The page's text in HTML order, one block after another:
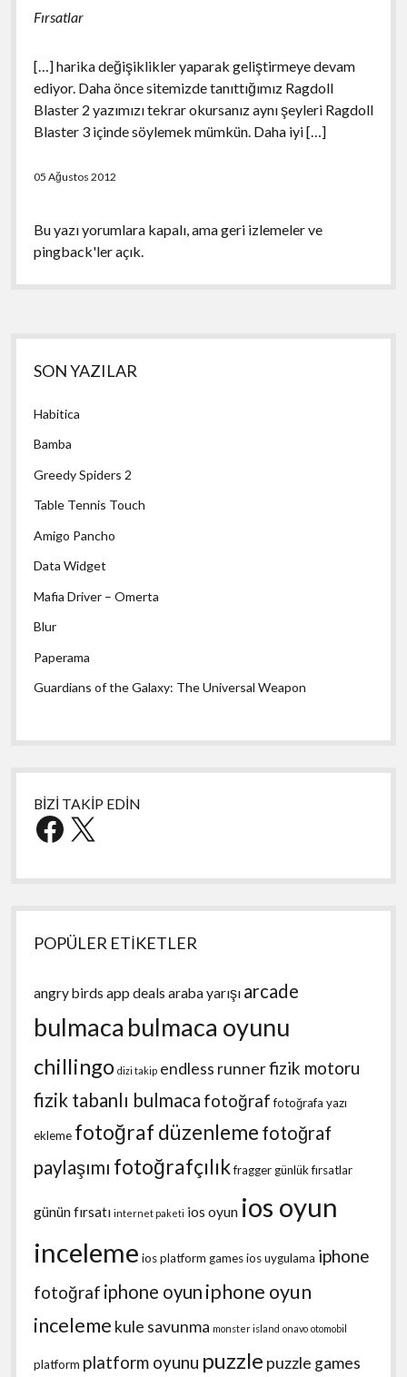
Fırsatlar
[…] harika değişiklikler yaparak geliştirmeye devam
ediyor. Daha önce sitemizde tanıttığımız Ragdoll
Blaster 2 yazımızı tekrar okursanız aynı şeyleri Ragdoll
Blaster 3 içinde söylemek mümkün. Daha iyi […]
05 Ağustos 2012
Bu yazı yorumlara kapalı, amageri izlemelerve
pingback'ler açık.
Yan
Menü
SON YAZILAR
Habitica
Bamba
Greedy Spiders 2
Table Tennis Touch
Amigo Pancho
Data Widget
Mafia Driver – Omerta
Blur
Paperama
Guardians of the Galaxy: The Universal Weapon
BİZİ TAKİP EDİN
Facebook
X
POPÜLER ETİKETLER
angry birds app deals araba yarışı arcade
bulmaca bulmaca oyunu
chillingo dizi takip endless runnerfizik motoru
fizik tabanlı bulmaca fotoğraf fotoğrafa yazı
ekleme fotoğraf düzenleme fotoğraf
paylaşımı fotoğrafçılıkfraggergünlük fırsatlar
günün fırsatı internet paketi ios oyun ios oyun
inceleme ios platform gamesios uygulama iphone
fotoğraf iphone oyun iphone oyun
inceleme kule savunma monster island onavo otomobil
platform platform oyunu puzzle puzzle games